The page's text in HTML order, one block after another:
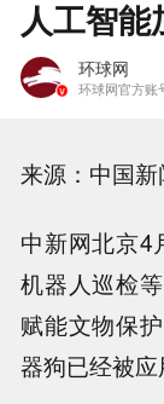
人工智
环球网
环球网官方账
来源：中国新
中新网北京4
机器人巡检
赋能文物保
器狗已经被应